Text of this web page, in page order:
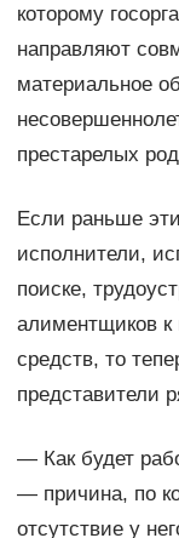
которому
направляют
материальное
престарелых
Если раньше
исполнители,
поиске,
алиментщиков
средств, то
представители
— Как будет
— причина, по
отсутствие у